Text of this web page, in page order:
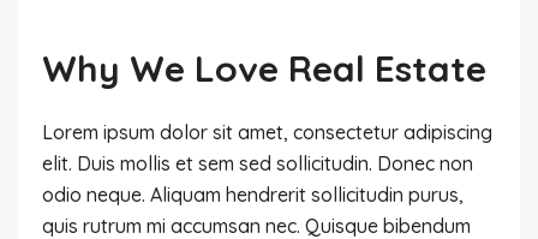
Why We Love Real Estate
Lorem ipsum dolor sit amet, consectetur adipiscing
elit. Duis mollis et sem sed sollicitudin. Donec non
odio neque. Aliquam hendrerit sollicitudin purus,
quis rutrum mi accumsan nec. Quisque bibendum